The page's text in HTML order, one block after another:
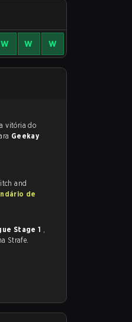
W W W
a partida, e preveem a vitória do
Geekay
and
de
Stage 1 ,
Strafe.